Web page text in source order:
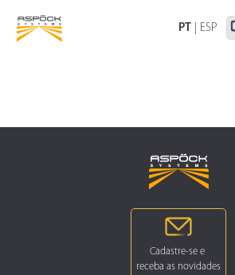
PT ESP
DELIMITADORAS E
LATERAIS